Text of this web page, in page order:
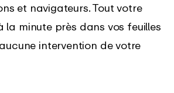
et navigateurs. Tout votre
la minute près dans vos feuilles
intervention de votre